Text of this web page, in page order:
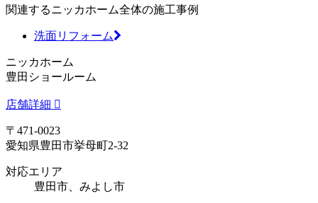
関連するニッカホーム全体の施工事例
洗面リフォーム
ニッカホーム
豊田ショールーム
店舗詳細
〒471-0023
愛知県豊田市挙母町2-32
対応エリア
豊田市、みよし市